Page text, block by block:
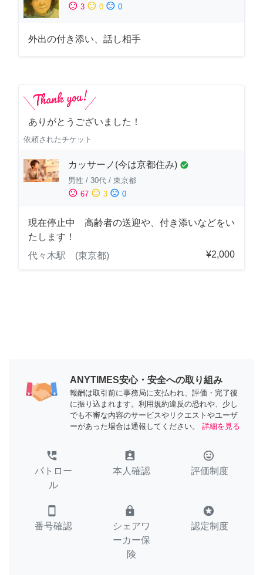
sentiment_satisfied 3 sentiment_neutral 0 sentiment_dissatisfied 0
外出の付き添い、話し相手
ありがとうございました！
依頼されたチケット
カッサーノ(今は京都住み) check_circle
男性 / 30代 / 東京都
sentiment_satisfied 67 sentiment_neutral 3 sentiment_dissatisfied 0
現在停止中 高齢者の送迎や、付き添いなどをい
たします！
代々木駅 (東京都)
¥2,000
ANYTIMES安心・安全への取り組み
報酬は取引前に事務局に支払われ、評価・完了後
に振り込まれます。利用規約違反の恐れや、少し
でも不審な内容のサービスやリクエストやユーザ
ーがあった場合は通報してください。
詳細を見る
perm_phone_msg
パトロー
ル
assignment_ind
本人確認
tag_faces
評価制度
smartphone
番号確認
lock
シェアワ
ーカー保
険
stars
認定制度